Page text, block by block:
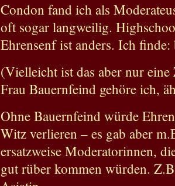
Condon fand ich als
oft sogar langweilig.
Ehrensenf ist anders. Ich finde:
(Vielleicht ist das aber nur
Frau Bauernfeind gehöre ich,
Ohne Bauernfeind würde
Witz verlieren – es gab aber
ersatzweise Moderatorinnen,
gut rüber kommen würden.